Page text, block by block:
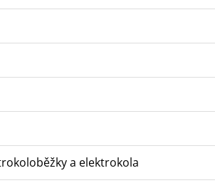
a elektrokola